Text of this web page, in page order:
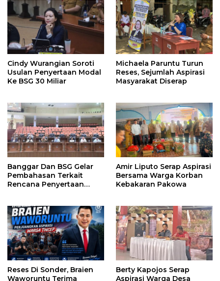
Cindy Wurangian Soroti
Usulan Penyertaan Modal
Ke BSG 30 Miliar
Michaela Paruntu Turun
Reses, Sejumlah Aspirasi
Masyarakat Diserap
Banggar Dan BSG Gelar
Pembahasan Terkait
Rencana Penyertaan
Amir Liputo Serap Aspirasi
Bersama Warga Korban
Kebakaran Pakowa
Reses Di Sonder, Braien
Waworuntu Terima
Berty Kapojos Serap
Aspirasi Warga Desa